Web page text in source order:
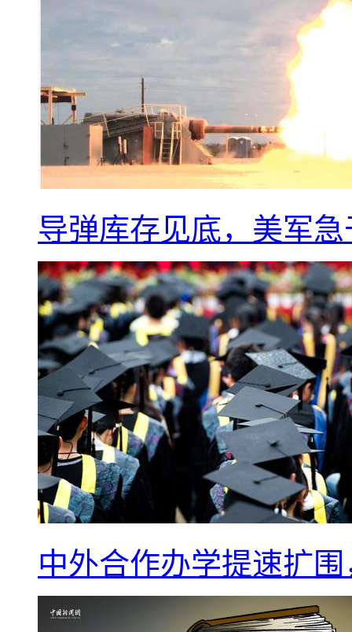
导弹库存见底，美军
中外合作办学提速扩